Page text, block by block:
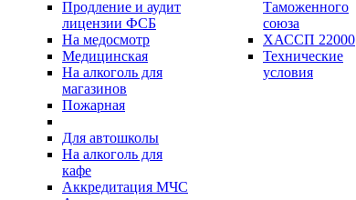
Продление и аудит
лицензии ФСБ
На медосмотр
Медицинская
На алкоголь для
магазинов
Пожарная
Для автошколы
На алкоголь для
кафе
Аккредитация МЧС
Таможенного
союза
ХАССП 22000
Технические
условия